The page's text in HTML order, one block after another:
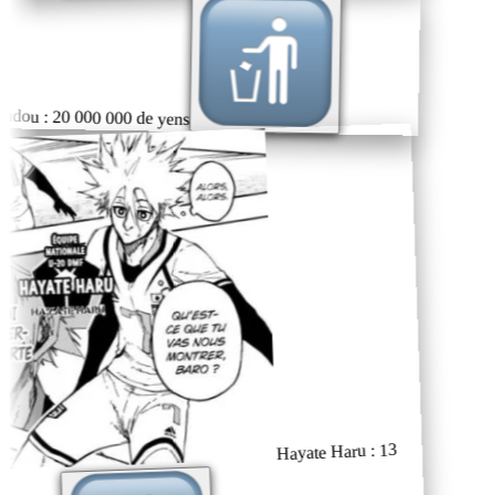
: 20 000 000 de yens
Hayate Haru : 13